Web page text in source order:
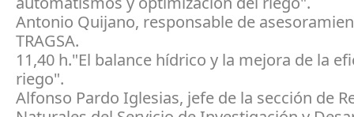
Antonio Quijano, responsable de
TRAGSA.
11,40 h."El balance hídrico y la mejora de la
riego".
Alfonso Pardo Iglesias, jefe de la sección de